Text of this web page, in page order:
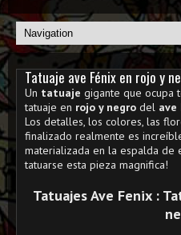
Tatuaje ave Fénix en rojo y
Un tatuaje gigante que ocupa
tatuaje en rojo y negro del ave
Los detalles, los colores, las
finalizado realmente es
materializada en la espalda de
tatuarse esta pieza magnifica!
Tatuajes Ave Fenix :